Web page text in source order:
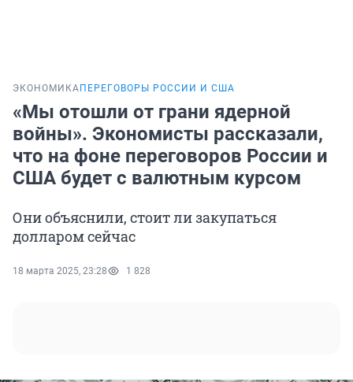
ЭКОНОМИКА ПЕРЕГОВОРЫ РОССИИ И США
«Мы отошли от грани ядерной
войны». Экономисты рассказали,
что на фоне переговоров России и
США будет с валютным курсом
Они объяснили, стоит ли закупаться
долларом сейчас
18 марта 2025, 23:28 1 828